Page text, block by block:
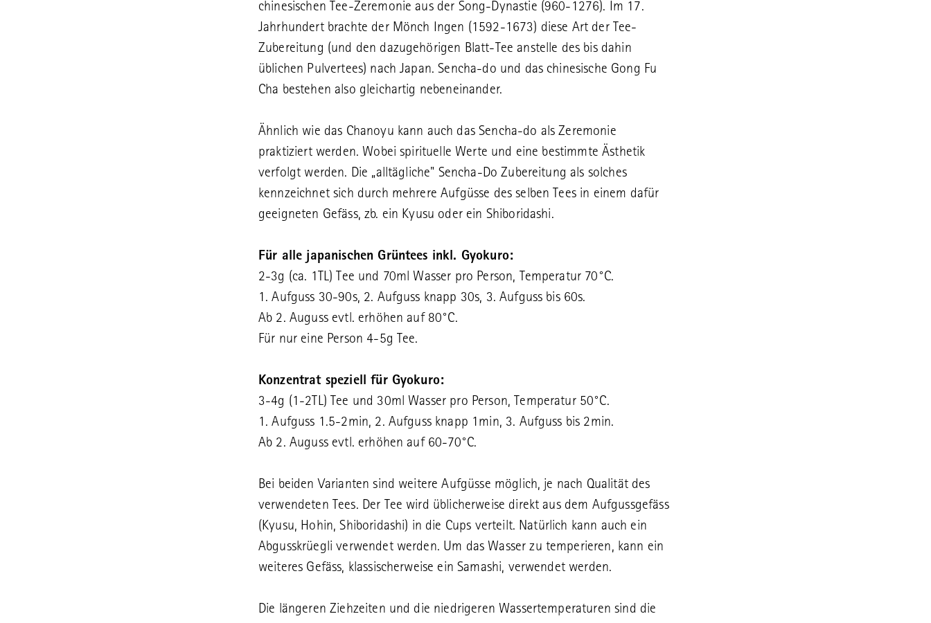
chinesischen Tee-Zeremonie aus der Song-Dynastie (960-1276). Im 17.
Jahrhundert brachte der Mönch Ingen (1592-1673) diese Art der Tee-
Zubereitung (und den dazugehörigen Blatt-Tee anstelle des bis dahin
üblichen Pulvertees) nach Japan. Sencha-do und das chinesische Gong Fu
Cha bestehen also gleichartig nebeneinander.
Ähnlich wie das Chanoyu kann auch das Sencha-do als Zeremonie
praktiziert werden. Wobei spirituelle Werte und eine bestimmte Ästhetik
verfolgt werden. Die „alltägliche" Sencha-Do Zubereitung als solches
kennzeichnet sich durch mehrere Aufgüsse des selben Tees in einem dafür
geeigneten Gefäss, zb. ein Kyusu oder ein Shiboridashi.
Für alle japanischen Grüntees inkl. Gyokuro:
2-3g (ca. 1TL) Tee und 70ml Wasser pro Person, Temperatur 70°C.
1. Aufguss 30-90s, 2. Aufguss knapp 30s, 3. Aufguss bis 60s.
Ab 2. Auguss evtl. erhöhen auf 80°C.
Für nur eine Person 4-5g Tee.
Konzentrat speziell für Gyokuro:
3-4g (1-2TL) Tee und 30ml Wasser pro Person, Temperatur 50°C.
1. Aufguss 1.5-2min, 2. Aufguss knapp 1min, 3. Aufguss bis 2min.
Ab 2. Auguss evtl. erhöhen auf 60-70°C.
Bei beiden Varianten sind weitere Aufgüsse möglich, je nach Qualität des
verwendeten Tees. Der Tee wird üblicherweise direkt aus dem Aufgussgefäss
(Kyusu, Hohin, Shiboridashi) in die Cups verteilt. Natürlich kann auch ein
Abgusskrüegli verwendet werden. Um das Wasser zu temperieren, kann ein
weiteres Gefäss, klassischerweise ein Samashi, verwendet werden.
Die längeren Ziehzeiten und die niedrigeren Wassertemperaturen sind die